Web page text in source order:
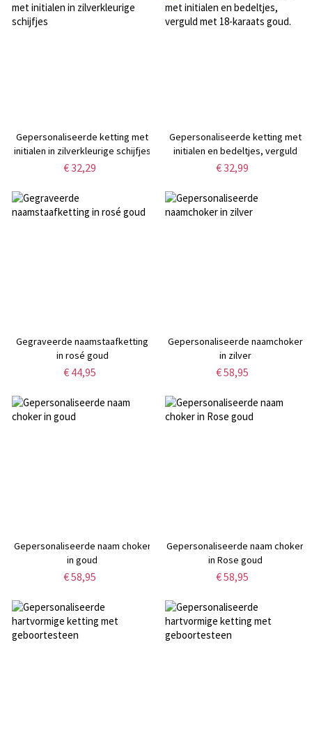
Gepersonaliseerde ketting met
initialen in zilverkleurige schijfjes
€ 32,29
Gepersonaliseerde ketting met
initialen en bedeltjes, verguld
met 18-karaats goud.
€ 32,99
Gegraveerde naamstaafketting
in rosé goud
€ 44,95
Gepersonaliseerde naamchoker
in zilver
€ 58,95
Gepersonaliseerde naam choker
in goud
€ 58,95
Gepersonaliseerde naam choker
in Rose goud
€ 58,95